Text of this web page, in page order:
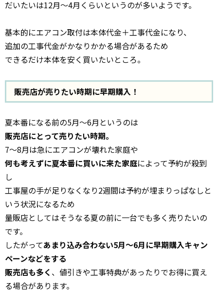
だいたいは12月～4月くらいというのが多いようです。
基本的にエアコン取付は本体代金＋工事代金になり、
追加の工事代金がかなりかかる場合があるため
できるだけ本体を安く買いたいところ。
販売店が売りたい時期に早期購入！
夏本番になる前の5月～6月というのは
販売店にとって売りたい時期。
7～8月は急にエアコンが壊れた家庭や
何も考えずに夏本番に買いに来た家庭によって予約が殺到
し
工事屋の手が足りなくなり2週間は予約が埋まりっぱなしと
いう状況になるため
量販店としてはそうなる夏の前に一台でも多く売りたいの
です。
したがってあまり込み合わない5月～6月に早期購入キャン
ペーンなどをする
販売店も多く 、値引きや工事特典があったりでお得に買え
る場合があります。